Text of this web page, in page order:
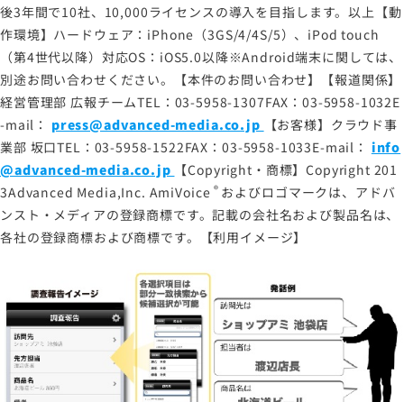
後3年間で10社、10,000ライセンスの導入を目指します。以上【動
作環境】ハードウェア：iPhone（3GS/4/4S/5）、iPod touch
（第4世代以降）対応OS：iOS5.0以降※Android端末に関しては、
別途お問い合わせください。【本件のお問い合わせ】【報道関係】
経営管理部 広報チームTEL：03-5958-1307FAX：03-5958-1032E
-mail： press@advanced-media.co.jp
【お客様】クラウド事
業部 坂口TEL：03-5958-1522FAX：03-5958-1033E-mail： info
@advanced-media.co.jp
【Copyright・商標】Copyright 201
3Advanced Media,Inc. AmiVoice® およびロゴマークは、アドバ
ンスト・メディアの登録商標です。記載の会社名および製品名は、
各社の登録商標および商標です。【利用イメージ】